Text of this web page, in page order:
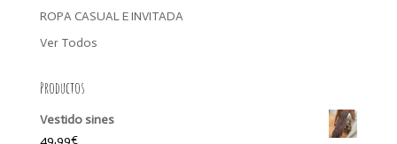
ROPA CASUAL E INVITADA
Ver Todos
Productos
Vestido sines
49,99€